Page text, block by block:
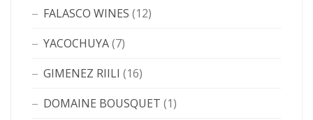
FALASCO WINES (12)
YACOCHUYA(7)
GIMENEZ RIILI (16)
DOMAINE BOUSQUET (1)